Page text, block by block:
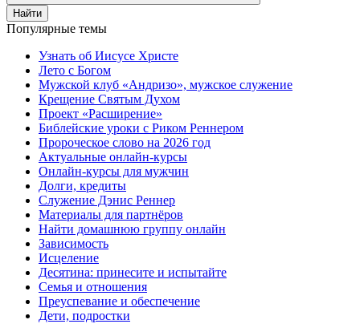
Найти
Популярные темы
Узнать об Иисусе Христе
Лето с Богом
Мужской клуб «Андризо», мужское служение
Крещение Святым Духом
Проект «Расширение»
Библейские уроки с Риком Реннером
Пророческое слово на 2026 год
Актуальные онлайн-курсы
Онлайн-курсы для мужчин
Долги, кредиты
Служение Дэнис Реннер
Материалы для партнёров
Найти домашнюю группу онлайн
Зависимость
Исцеление
Десятина: принесите и испытайте
Семья и отношения
Преуспевание и обеспечение
Дети, подростки